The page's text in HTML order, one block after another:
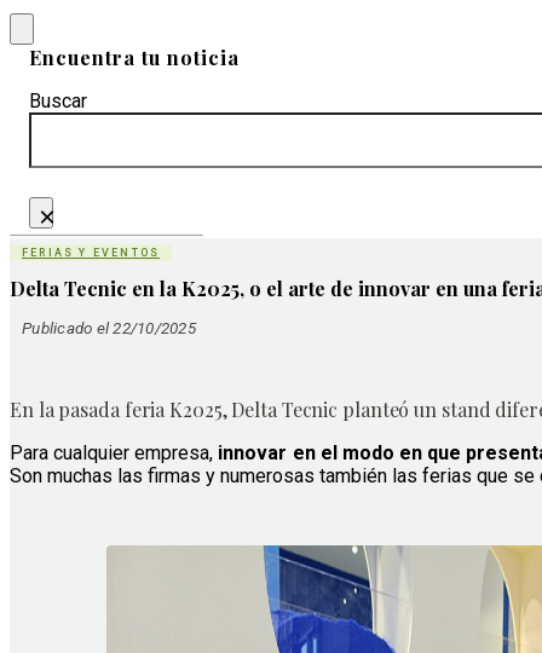
Encuentra tu noticia
Buscar
×
FERIAS Y EVENTOS
Delta Tecnic en la K2025, o el arte de innovar en una
Publicado el 22/10/2025
En la pasada feria K2025, Delta Tecnic planteó un stand
Para cualquier empresa, innovar en el modo en que
Son muchas las firmas y numerosas también las ferias que